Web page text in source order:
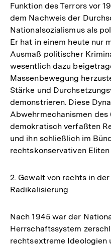
Funktion des Terrors vor
dem Nachweis der
Nationalsozialismus als
Er hat in einem heute nur
Ausmaß politischer
wesentlich dazu
Massenbewegung
Stärke und
demonstrieren. Diese
Abwehrmechanismen
demokratisch verfaßten
und ihn schließlich im
rechtskonservativen
2. Gewalt von rechts in
Radikalisierung
Nach 1945 war der
Herrschaftssystem
rechtsextreme Ideologien